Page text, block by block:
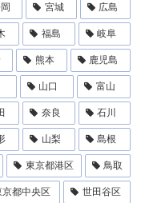
宮城 広島
福島 岐阜
熊本 鹿児島
山口 富山
奈良 石川
山梨 島根
東京都港区 鳥取
京都中央区 世田谷区